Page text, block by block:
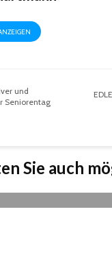
und
Seniorentag
Sie auch